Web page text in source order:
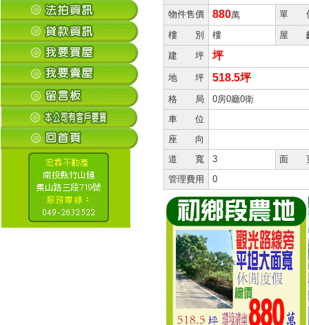
物件售價
880萬
單
樓 別
樓
屋
建 坪
坪
地 坪 518.5坪
格 局
0房0廳0衛
車 位
座 向
道 寬
3
面
管理費用
0